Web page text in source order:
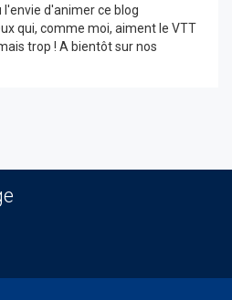
l'envie d'animer ce blog
qui, comme moi, aiment le VTT
trop ! A bientôt sur nos